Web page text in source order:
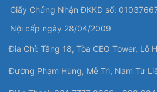
Giấy Chứng Nhận ĐKKD số:
Nội cấp ngày 28/04/2009
Đia Chỉ: Tầng 18, Tòa CEO Tower, Lô
Đường Phạm Hùng, Mễ Trì, Nam Từ